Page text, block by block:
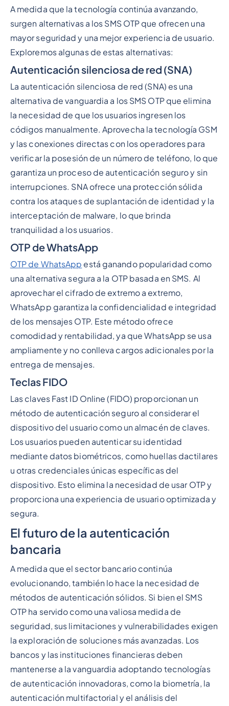
A medida que la tecnología continúa avanzando,
surgen alternativas a los SMS OTP que ofrecen una
mayor seguridad y una mejor experiencia de usuario.
Exploremos algunas de estas alternativas:
Autenticación silenciosa de red (SNA)
La autenticación silenciosa de red (SNA) es una
alternativa de vanguardia a los SMS OTP que elimina
la necesidad de que los usuarios ingresen los
códigos manualmente. Aprovecha la tecnología GSM
y las conexiones directas con los operadores para
verificar la posesión de un número de teléfono, lo que
garantiza un proceso de autenticación seguro y sin
interrupciones. SNA ofrece una protección sólida
contra los ataques de suplantación de identidad y la
interceptación de malware, lo que brinda
tranquilidad a los usuarios.
OTP de WhatsApp
OTP de WhatsApp está ganando popularidad como
una alternativa segura a la OTP basada en SMS. Al
aprovechar el cifrado de extremo a extremo,
WhatsApp garantiza la confidencialidad e integridad
de los mensajes OTP. Este método ofrece
comodidad y rentabilidad, ya que WhatsApp se usa
ampliamente y no conlleva cargos adicionales por la
entrega de mensajes.
Teclas FIDO
Las claves Fast ID Online (FIDO) proporcionan un
método de autenticación seguro al considerar el
dispositivo del usuario como un almacén de claves.
Los usuarios pueden autenticar su identidad
mediante datos biométricos, como huellas dactilares
u otras credenciales únicas específicas del
dispositivo. Esto elimina la necesidad de usar OTP y
proporciona una experiencia de usuario optimizada y
segura.
El futuro de la autenticación
bancaria
A medida que el sector bancario continúa
evolucionando, también lo hace la necesidad de
métodos de autenticación sólidos. Si bien el SMS
OTP ha servido como una valiosa medida de
seguridad, sus limitaciones y vulnerabilidades exigen
la exploración de soluciones más avanzadas. Los
bancos y las instituciones financieras deben
mantenerse a la vanguardia adoptando tecnologías
de autenticación innovadoras, como la biometría, la
autenticación multifactorial y el análisis del